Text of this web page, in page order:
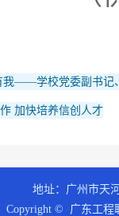
我——学校党委副书
加快培养信创人才
地址：广州市天
Copyright © 广东工程